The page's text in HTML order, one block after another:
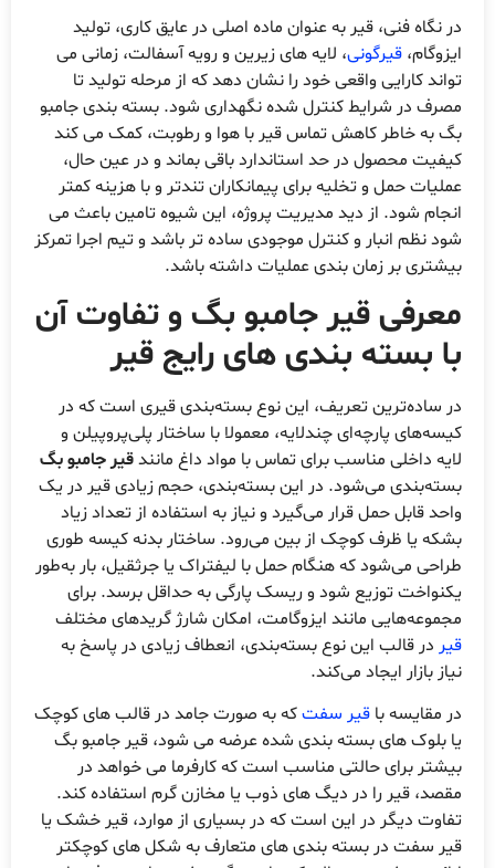
نگاه فنی، قیر به عنوان ماده اصلی در عایق کاری، تولید
قیرگونی، لایه های زیرین و رویه آسفالت، زمانی می
کارایی واقعی خود را نشان دهد که از مرحله تولید تا
در شرایط کنترل شده نگهداری شود. بسته بندی جامبو
به خاطر کاهش تماس قیر با هوا و رطوبت، کمک می کند
محصول در حد استاندارد باقی بماند و در عین حال،
حمل و تخلیه برای پیمانکاران تندتر و با هزینه کمتر
شود. از دید مدیریت پروژه، این شیوه تامین باعث می
نظم انبار و کنترل موجودی ساده تر باشد و تیم اجرا تمرکز
بر زمان بندی عملیات داشته باشد.
قیر جامبو بگ و تفاوت آن
بسته بندی های رایج قیر
ساده‌ترین تعریف، این نوع بسته‌بندی قیری است که در
پارچه‌ای چندلایه، معمولا با ساختار پلی‌پروپیلن و
داخلی مناسب برای تماس با مواد داغ مانندقیر جامبو بگ
می‌شود. در این بسته‌بندی، حجم زیادی قیر در یک
قابل حمل قرار می‌گیرد و نیاز به استفاده از تعداد زیاد
یا ظرف کوچک از بین می‌رود. ساختار بدنه کیسه طوری
می‌شود که هنگام حمل با لیفتراک یا جرثقیل، بار به‌طور
توزیع شود و ریسک پارگی به حداقل برسد. برای
مانند ایزوگامت، امکان شارژ گریدهای مختلف
در قالب این نوع بسته‌بندی، انعطاف زیادی در پاسخ به
بازار ایجاد می‌کند.
مقایسه باقیر سفتکه به صورت جامد در قالب های کوچک
بلوک های بسته بندی شده عرضه می شود، قیر جامبو بگ
برای حالتی مناسب است که کارفرما می خواهد در
قیر را در دیگ های ذوب یا مخازن گرم استفاده کند.
دیگر در این است که در بسیاری از موارد، قیر خشک یا
سفت در بسته بندی های متعارف به شکل های کوچکتر